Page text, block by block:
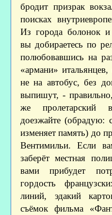
бродит призрак
поисках
Из города болонок
вы добираетесь по
полюбовавшись на
«армани» итальянцев,
не на автобус, без
выпишут, -
же пролетарский
доезжайте (обрадую:
изменяет память) до
Вентимильи. Если
заберёт местная
вами прибудет
гордость
линий, эдакий
съёмок фильма